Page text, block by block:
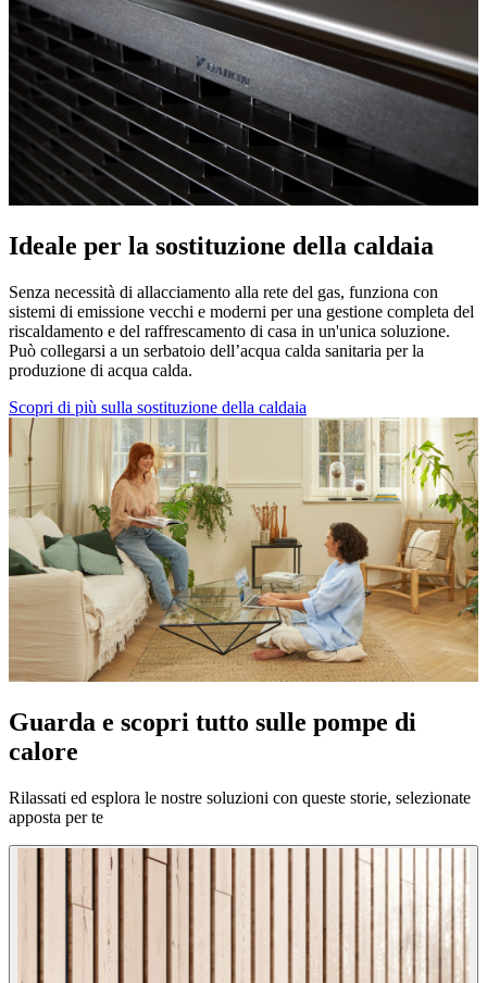
Ideale per la sostituzione della caldaia
Senza necessità di allacciamento alla rete del gas, funziona con
sistemi di emissione vecchi e moderni per una gestione completa del
riscaldamento e del raffrescamento di casa in un'unica soluzione.
Può collegarsi a un serbatoio dell’acqua calda sanitaria per la
produzione di acqua calda.
Scopri di più sulla sostituzione della caldaia
Guarda e scopri tutto sulle pompe di
calore
Rilassati ed esplora le nostre soluzioni con queste storie, selezionate
apposta per te